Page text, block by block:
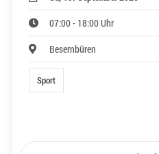
07:00 - 18:00 Uhr
Besernbüren
Sport